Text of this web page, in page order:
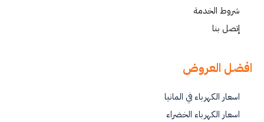
شروط الخدمة
إتصل بنا
افضل العروض
اسعار الكهرباء في المانيا
اسعار الكهرباء الخضراء